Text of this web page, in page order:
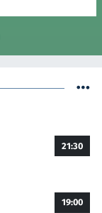
21:30
19:00